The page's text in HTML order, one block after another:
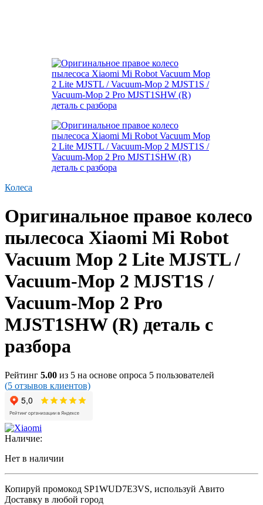
Колеса
Оригинальное правое колесо
пылесоса Xiaomi Mi Robot
Vacuum Mop 2 Lite MJSTL /
Vacuum-Mop 2 MJST1S /
Vacuum-Mop 2 Pro
MJST1SHW (R) деталь с
разбора
Рейтинг 5.00 из 5 на основе опроса 5 пользователей
(5 отзывов клиентов)
Наличие:
Нет в наличии
Копируй промокод SP1WUD7E3VS, используй Авито
Доставку в любой город